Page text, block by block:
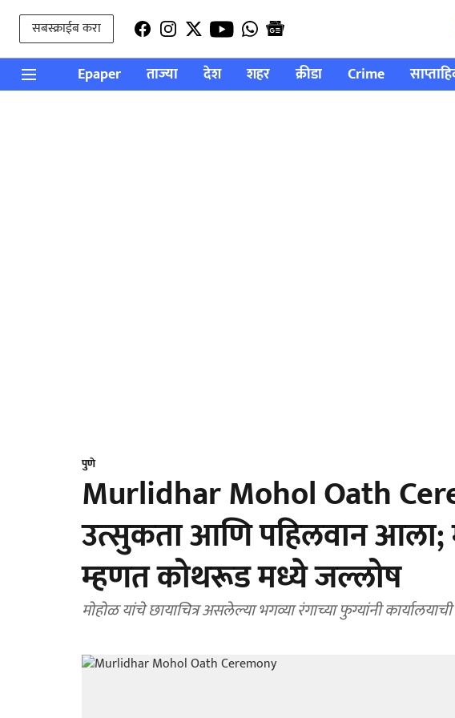
सबस्क्राईब करा
Epaper ताज्या देश शहर क्रीडा Crime
पुणे
Murlidhar Mohol Oath
उत्सुकता आणि पहिलवान आला;
म्हणत कोथरूड मध्ये जल्लोष
मोहोळ यांचे छायाचित्र असलेल्या भगव्या रंगाच्या फुग्यांनी